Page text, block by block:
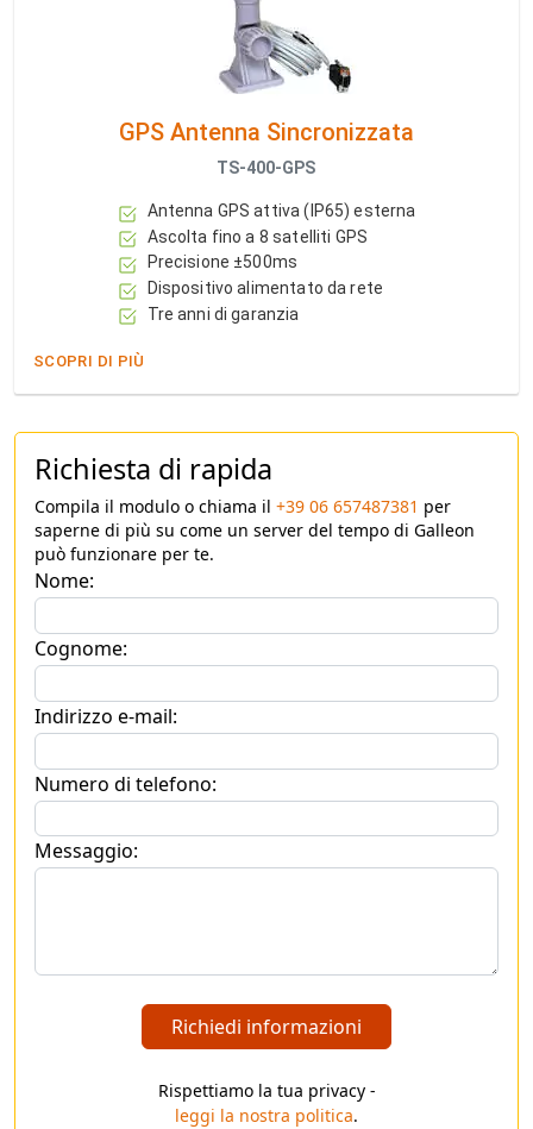
GPS Antenna Sincronizzata
TS-400-GPS
Antenna GPS attiva (IP65) esterna
Ascolta fino a 8 satelliti GPS
Precisione ±500ms
Dispositivo alimentato da rete
Tre anni di garanzia
SCOPRI DI PIÙ
Richiesta di rapida
Compila il modulo o chiama il +39 06 657487381 per
saperne di più su come un server del tempo di Galleon
può funzionare per te.
Nome:
Cognome:
Indirizzo e-mail:
Numero di telefono:
Messaggio:
Richiedi informazioni
Rispettiamo la tua privacy -
leggi la nostra politica.